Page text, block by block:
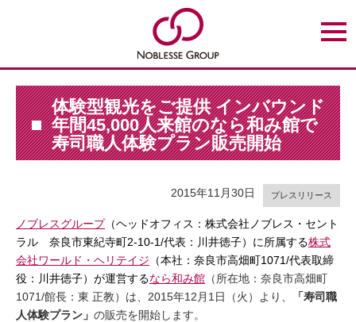
t
o
e
n
a
v
i
g
a
i
n
体験型観光をご提供 インバウンド
年間45,000人来館のなら和み館で
寿司職人体験プラン販売開始
プレスリリース
2015年11月30日
ノブレスグループ（ヘッドオフィス：株式会社ノブレス・セント
ラル 奈良市東紀寺町2-10-1/代表：川井徳子）に所属する株式
会社ワールド・ヘリテイジ （本社：奈良市高畑町1071/代表取締
役：川井徳子）が運営するなら和み館 （所在地：奈良市高畑町
1071/館長：東 正教）は、2015年12月1日（火）より、
「寿司職
人体験プラン」 の販売を開始します。